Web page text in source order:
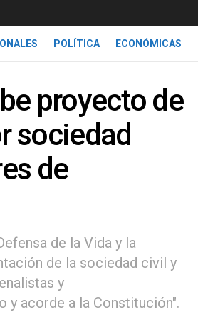
POLÍTICA ECONÓMICAS
proyecto de
sociedad
de
de la Vida y la
de la sociedad civil y
y
y acorde a la Constitución".